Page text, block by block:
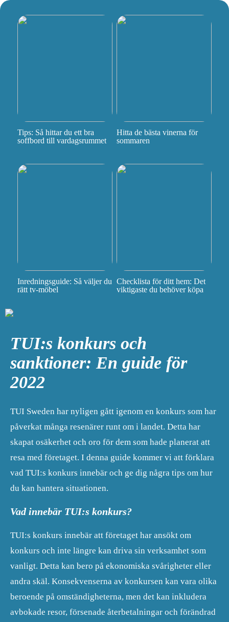
Tips: Så hittar du ett bra
soffbord till vardagsrummet
Hitta de bästa vinerna för
sommaren
Inredningsguide: Så väljer du
rätt tv-möbel
Checklista för ditt hem: Det
viktigaste du behöver köpa
TUI:s konkurs och
sanktioner: En guide för
2022
TUI Sweden har nyligen gått igenom en konkurs som har
påverkat många resenärer runt om i landet. Detta har
skapat osäkerhet och oro för dem som hade planerat att
resa med företaget. I denna guide kommer vi att förklara
vad TUI:s konkurs innebär och ge dig några tips om hur
du kan hantera situationen.
Vad innebär TUI:s konkurs?
TUI:s konkurs innebär att företaget har ansökt om
konkurs och inte längre kan driva sin verksamhet som
vanligt. Detta kan bero på ekonomiska svårigheter eller
andra skäl. Konsekvenserna av konkursen kan vara olika
beroende på omständigheterna, men det kan inkludera
avbokade resor, försenade återbetalningar och förändrad